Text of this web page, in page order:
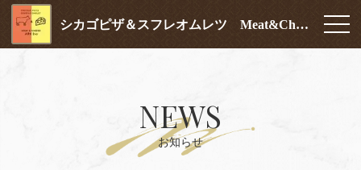
シカゴピザ＆スフレオムレツ Meat&Cheese ARK2nd 新宿店
NEWS
お知らせ